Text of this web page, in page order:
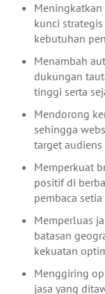
kunci
kebutuhan
Menambah
dukungan
tinggi serta
Mendorong
sehingga
target
Memperkuat
positif di
pembaca
Memperluas
batasan
kekuatan
Menggiring
jasa yang